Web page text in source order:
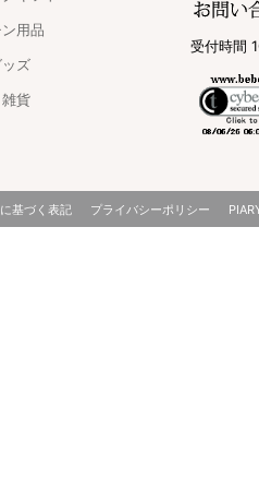
用品
ズ
貨
受付時間
基づく表記 プライバシーポリシー